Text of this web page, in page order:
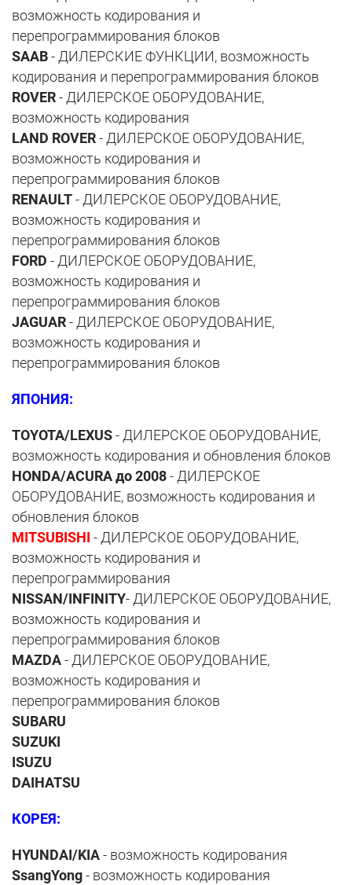
возможность кодирования и
перепрограммирования блоков
SAAB- ДИЛЕРСКИЕ ФУНКЦИИ, возможность
кодирования и перепрограммирования блоков
ROVER- ДИЛЕРСКОЕ ОБОРУДОВАНИЕ,
возможность кодирования
LAND ROVER- ДИЛЕРСКОЕ ОБОРУДОВАНИЕ,
возможность кодирования и
перепрограммирования блоков
RENAULT- ДИЛЕРСКОЕ ОБОРУДОВАНИЕ,
возможность кодирования и
перепрограммирования блоков
FORD - ДИЛЕРСКОЕ ОБОРУДОВАНИЕ,
возможность кодирования и
перепрограммирования блоков
JAGUAR- ДИЛЕРСКОЕ ОБОРУДОВАНИЕ,
возможность кодирования и
перепрограммирования блоков
ЯПОНИЯ:
TOYOTA/LEXUS- ДИЛЕРСКОЕ ОБОРУДОВАНИЕ,
возможность кодирования и обновления блоков
HONDA/ACURA до 2008- ДИЛЕРСКОЕ
ОБОРУДОВАНИЕ, возможность кодирования и
обновления блоков
MITSUBISHI - ДИЛЕРСКОЕ ОБОРУДОВАНИЕ,
возможность кодирования и
перепрограммирования
NISSAN/INFINITY- ДИЛЕРСКОЕ ОБОРУДОВАНИЕ,
возможность кодирования и
перепрограммирования блоков
MAZDA- ДИЛЕРСКОЕ ОБОРУДОВАНИЕ,
возможность кодирования и
перепрограммирования блоков
SUBARU
SUZUKI
ISUZU
DAIHATSU
КОРЕЯ:
HYUNDAI/KIA- возможность кодирования
SsangYong- возможность кодирования